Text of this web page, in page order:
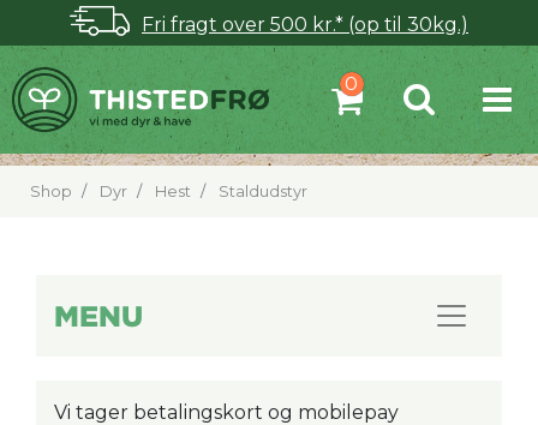
Fri fragt over 500 kr.* (op til 30kg.)
Shop Dyr Hest Staldudstyr
MENU
Vi tager betalingskort og mobilepay